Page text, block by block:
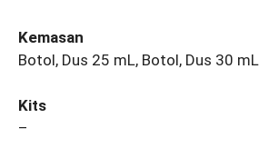
Kemasan
Botol, Dus 25 mL, Botol, Dus 30 mL
Kits
–